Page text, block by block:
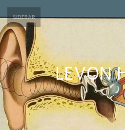
SIDEBAR
LEVON